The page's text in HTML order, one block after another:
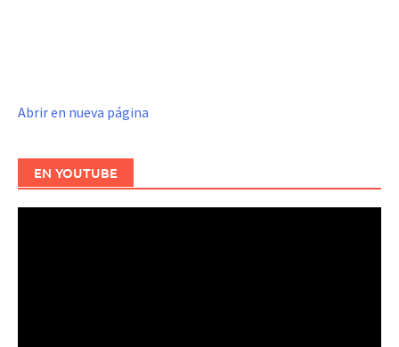
Abrir en nueva página
EN YOUTUBE